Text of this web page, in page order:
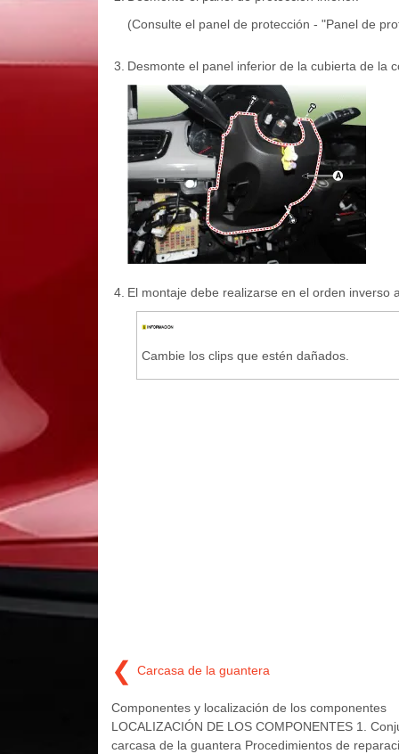
(Consulte el panel de protección - "Panel de
3. Desmonte el panel inferior de la cubierta de la
4. El montaje debe realizarse en el orden inverso
Cambie los clips que estén dañados.
❮ Carcasa de la guantera
Componentes y localización de los componentes
LOCALIZACIÓN DE LOS COMPONENTES 1.
carcasa de la guantera Procedimientos de